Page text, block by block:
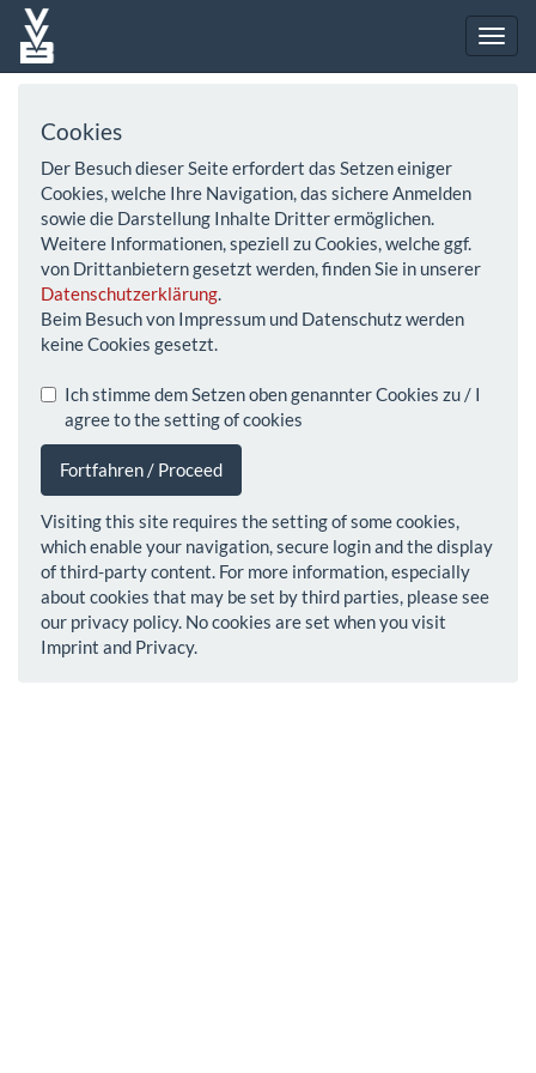
Cookies
Der Besuch dieser Seite erfordert das Setzen einiger
Cookies, welche Ihre Navigation, das sichere Anmelden
sowie die Darstellung Inhalte Dritter ermöglichen.
Weitere Informationen, speziell zu Cookies, welche ggf.
von Drittanbietern gesetzt werden, finden Sie in unserer
Datenschutzerklärung.
Beim Besuch von Impressum und Datenschutz werden
keine Cookies gesetzt.
Ich stimme dem Setzen oben genannter Cookies zu / I
agree to the setting of cookies
Fortfahren / Proceed
Visiting this site requires the setting of some cookies,
which enable your navigation, secure login and the display
of third-party content. For more information, especially
about cookies that may be set by third parties, please see
our privacy policy. No cookies are set when you visit
Imprint and Privacy.